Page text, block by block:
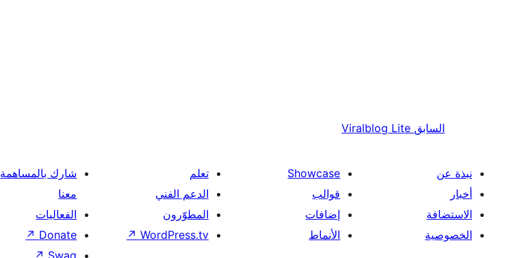
السابق Viralblog Lite
نبذة عن
أخبار
الاستضافة
الخصوصية
Showcase
قوالب
إضافات
الأنماط
تعلم
الدعم الفني
المطوّرون
WordPress.tv
↗
شارك بالمساهمة
معنا
الفعاليات
Donate
↗